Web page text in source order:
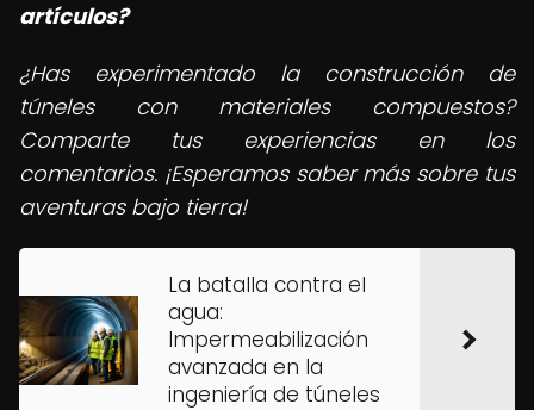
artículos?
¿Has experimentado la construcción de
túneles con materiales compuestos?
Comparte tus experiencias en los
comentarios. ¡Esperamos saber más sobre tus
aventuras bajo tierra!
La batalla contra el
agua:
Impermeabilización
avanzada en la
ingeniería de túneles